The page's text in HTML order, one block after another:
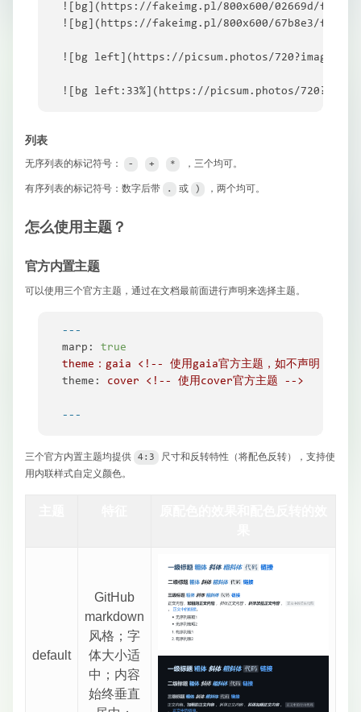
![bg](https://fakeimg.pl/800x600/02669d/fff/
![bg](https://fakeimg.pl/800x600/67b8e3/fff/
![bg left](https://picsum.photos/720?image=29)
![bg left:33%](https://picsum.photos/
列表
无序列表的标记符号： - + * ​ ，三个均可。
有序列表的标记符号：数字后带 . ​或 ) ​，两个均可。
怎么使用主题？
官方内置主题
可以使用三个官方主题，通过在文档最前面进行声明来选择主题。
---
marp:
true
theme：gaia
<!--
使用gaia官方主题，如不声明，默
theme:
cover <!-- 使用cover官方主题 -->
---
三个官方内置主题均提供 4:3
​尺寸和反转特性（将配色反转），支持使
用内联样式自定义颜色。
default
GitHub
markdown
风格；字
体大小适
中；内容
始终垂直